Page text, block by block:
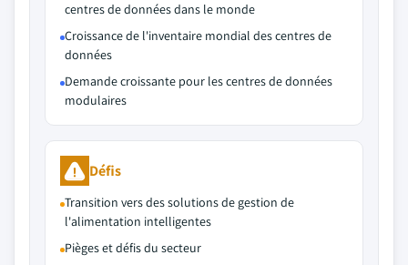
centres de données dans le monde
Croissance de l'inventaire mondial des centres de
données
Demande croissante pour les centres de données
modulaires
Défis
Transition vers des solutions de gestion de
l'alimentation intelligentes
Pièges et défis du secteur